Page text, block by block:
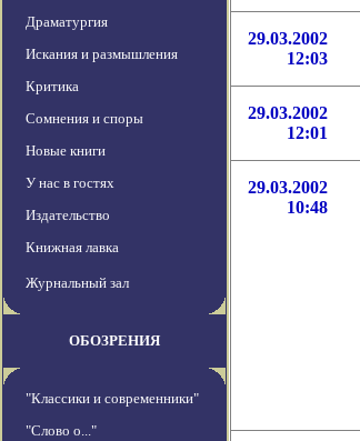
Драматургия
Искания и размышления
Критика
Сомнения и споры
Новые книги
У нас в гостях
Издательство
Книжная лавка
Журнальный зал
ОБОЗРЕНИЯ
"Классики и современники"
"Слово о..."
29.03.2002
12:03
29.03.2002
12:01
29.03.2002
10:48